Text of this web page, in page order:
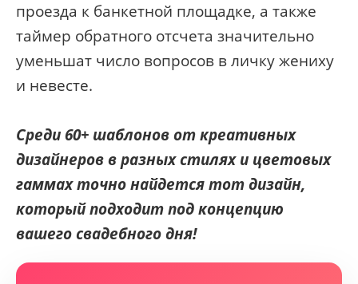
проезда к банкетной площадке, а также
таймер обратного отсчета значительно
уменьшат число вопросов в личку жениху
и невесте.
Среди 60+ шаблонов от креативных
дизайнеров в разных стилях и цветовых
гаммах точно найдется тот дизайн,
который подходит под концепцию
вашего свадебного дня!